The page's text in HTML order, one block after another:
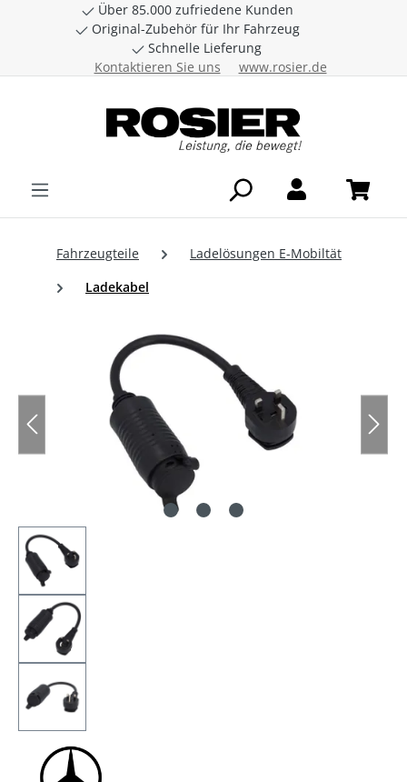
Zum Hauptinhalt springen
Über 85.000 zufriedene Kunden
Original-Zubehör für Ihr Fahrzeug
Schnelle Lieferung
Kontaktieren Sie uns
www.rosier.de
Fahrzeugteile
Ladelösungen E-Mobiltät
Ladekabel
Bildergalerie überspringen